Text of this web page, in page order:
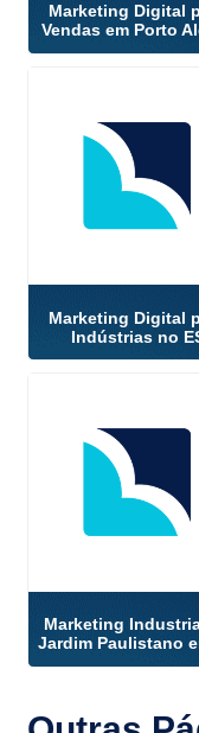
Marketing Digital
Vendas em Porto
Marketing Digital
Indústrias no
Marketing
Jardim Paulistano